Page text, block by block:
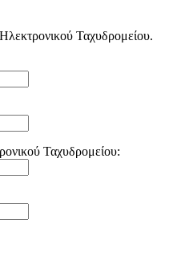
Ταχυδρομείου.
Ταχυδρομείου: